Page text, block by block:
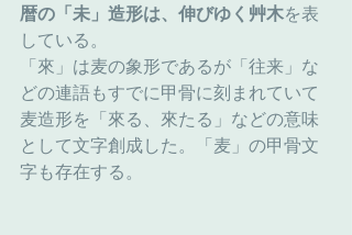
暦の「未」造形は、伸びゆく艸木を表
している。
「來」は麦の象形であるが「往来」な
どの連語もすでに甲骨に刻まれていて
麦造形を「來る、來たる」などの意味
として文字創成した。「麦」の甲骨文
字も存在する。